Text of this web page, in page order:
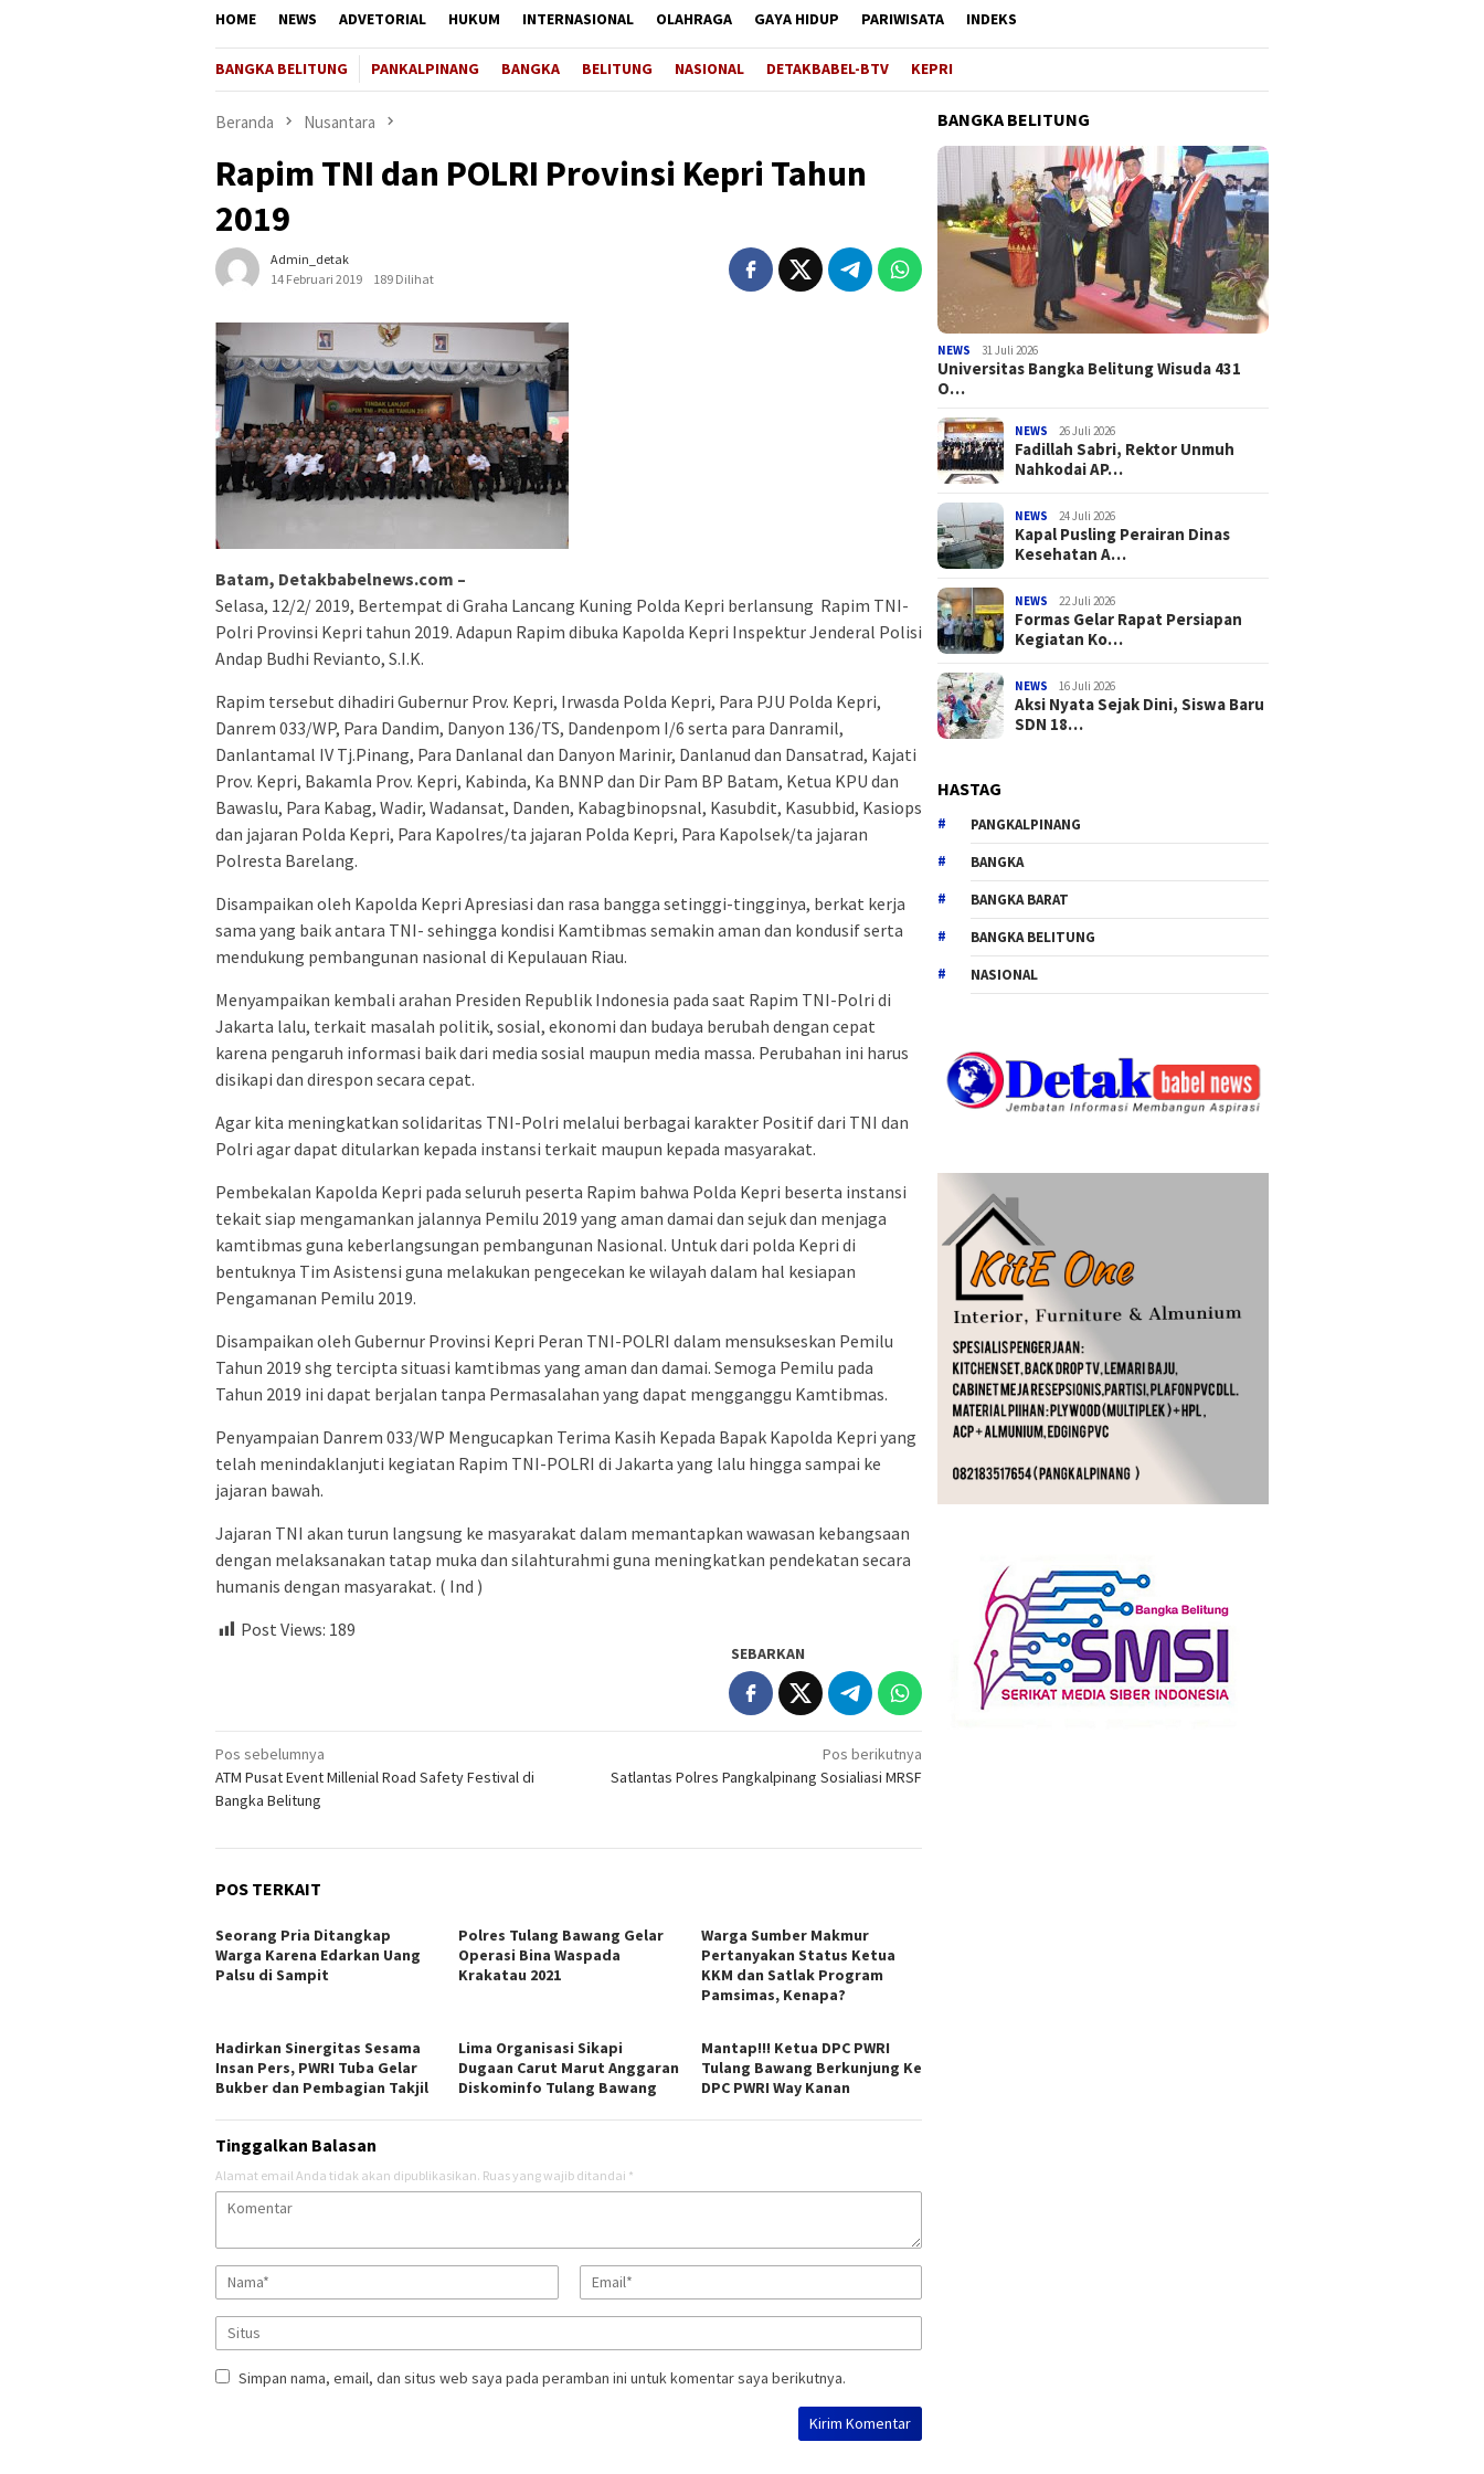
HOME NEWS ADVETORIAL HUKUM INTERNASIONAL OLAHRAGA GAYA HIDUP PARIWISATA INDEKS
BANGKA BELITUNG PANKALPINANG BANGKA BELITUNG NASIONAL DETAKBABEL-BTV KEPRI
Beranda Nusantara
Rapim TNI dan POLRI Provinsi Kepri Tahun
2019
Admin_detak
14 Februari 2019
189 Dilihat
Batam, Detakbabelnews.com –
Selasa, 12/2/ 2019, Bertempat di Graha Lancang Kuning Polda Kepri berlansung Rapim TNI-
Polri Provinsi Kepri tahun 2019. Adapun Rapim dibuka Kapolda Kepri Inspektur Jenderal Polisi
Andap Budhi Revianto, S.I.K.
Rapim tersebut dihadiri Gubernur Prov. Kepri, Irwasda Polda Kepri, Para PJU Polda Kepri,
Danrem 033/WP, Para Dandim, Danyon 136/TS, Dandenpom I/6 serta para Danramil,
Danlantamal IV Tj.Pinang, Para Danlanal dan Danyon Marinir, Danlanud dan Dansatrad, Kajati
Prov. Kepri, Bakamla Prov. Kepri, Kabinda, Ka BNNP dan Dir Pam BP Batam, Ketua KPU dan
Bawaslu, Para Kabag, Wadir, Wadansat, Danden, Kabagbinopsnal, Kasubdit, Kasubbid, Kasiops
dan jajaran Polda Kepri, Para Kapolres/ta jajaran Polda Kepri, Para Kapolsek/ta jajaran
Polresta Barelang.
Disampaikan oleh Kapolda Kepri Apresiasi dan rasa bangga setinggi-tingginya, berkat kerja
sama yang baik antara TNI- sehingga kondisi Kamtibmas semakin aman dan kondusif serta
mendukung pembangunan nasional di Kepulauan Riau.
Menyampaikan kembali arahan Presiden Republik Indonesia pada saat Rapim TNI-Polri di
Jakarta lalu, terkait masalah politik, sosial, ekonomi dan budaya berubah dengan cepat
karena pengaruh informasi baik dari media sosial maupun media massa. Perubahan ini harus
disikapi dan direspon secara cepat.
Agar kita meningkatkan solidaritas TNI-Polri melalui berbagai karakter Positif dari TNI dan
Polri agar dapat ditularkan kepada instansi terkait maupun kepada masyarakat.
Pembekalan Kapolda Kepri pada seluruh peserta Rapim bahwa Polda Kepri beserta instansi
tekait siap mengamankan jalannya Pemilu 2019 yang aman damai dan sejuk dan menjaga
kamtibmas guna keberlangsungan pembangunan Nasional. Untuk dari polda Kepri di
bentuknya Tim Asistensi guna melakukan pengecekan ke wilayah dalam hal kesiapan
Pengamanan Pemilu 2019.
Disampaikan oleh Gubernur Provinsi Kepri Peran TNI-POLRI dalam mensukseskan Pemilu
Tahun 2019 shg tercipta situasi kamtibmas yang aman dan damai. Semoga Pemilu pada
Tahun 2019 ini dapat berjalan tanpa Permasalahan yang dapat mengganggu Kamtibmas.
Penyampaian Danrem 033/WP Mengucapkan Terima Kasih Kepada Bapak Kapolda Kepri yang
telah menindaklanjuti kegiatan Rapim TNI-POLRI di Jakarta yang lalu hingga sampai ke
jajaran bawah.
Jajaran TNI akan turun langsung ke masyarakat dalam memantapkan wawasan kebangsaan
dengan melaksanakan tatap muka dan silahturahmi guna meningkatkan pendekatan secara
humanis dengan masyarakat. ( Ind )
Post Views: 189
SEBARKAN
Navigasi
pos
Pos sebelumnya
ATM Pusat Event Millenial Road Safety Festival di
Bangka Belitung
Pos berikutnya
Satlantas Polres Pangkalpinang Sosialiasi MRSF
POS TERKAIT
Seorang Pria Ditangkap
Warga Karena Edarkan Uang
Palsu di Sampit
Polres Tulang Bawang Gelar
Operasi Bina Waspada
Krakatau 2021
Warga Sumber Makmur
Pertanyakan Status Ketua
KKM dan Satlak Program
Pamsimas, Kenapa?
Hadirkan Sinergitas Sesama
Insan Pers, PWRI Tuba Gelar
Bukber dan Pembagian Takjil
Lima Organisasi Sikapi
Dugaan Carut Marut Anggaran
Diskominfo Tulang Bawang
Mantap!!! Ketua DPC PWRI
Tulang Bawang Berkunjung Ke
DPC PWRI Way Kanan
Tinggalkan Balasan
Alamat email Anda tidak akan dipublikasikan. Ruas yang wajib ditandai *
Simpan nama, email, dan situs web saya pada peramban ini untuk komentar saya berikutnya.
BANGKA BELITUNG
NEWS 31 Juli 2026
Universitas Bangka Belitung Wisuda 431
O…
NEWS 26 Juli 2026
Fadillah Sabri, Rektor Unmuh
Nahkodai AP…
NEWS 24 Juli 2026
Kapal Pusling Perairan Dinas
Kesehatan A…
NEWS 22 Juli 2026
Formas Gelar Rapat Persiapan
Kegiatan Ko…
NEWS 16 Juli 2026
Aksi Nyata Sejak Dini, Siswa Baru
SDN 18…
HASTAG
PANGKALPINANG
BANGKA
BANGKA BARAT
BANGKA BELITUNG
NASIONAL